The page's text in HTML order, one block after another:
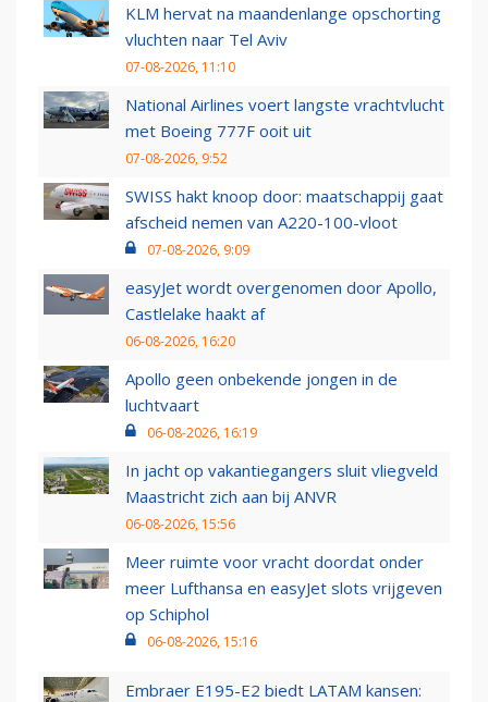
KLM hervat na maandenlange opschorting
vluchten naar Tel Aviv
07-08-2026, 11:10
National Airlines voert langste vrachtvlucht
met Boeing 777F ooit uit
07-08-2026, 9:52
SWISS hakt knoop door: maatschappij gaat
afscheid nemen van A220-100-vloot
07-08-2026, 9:09
easyJet wordt overgenomen door Apollo,
Castlelake haakt af
06-08-2026, 16:20
Apollo geen onbekende jongen in de
luchtvaart
06-08-2026, 16:19
In jacht op vakantiegangers sluit vliegveld
Maastricht zich aan bij ANVR
06-08-2026, 15:56
Meer ruimte voor vracht doordat onder
meer Lufthansa en easyJet slots vrijgeven
op Schiphol
06-08-2026, 15:16
Embraer E195-E2 biedt LATAM kansen: